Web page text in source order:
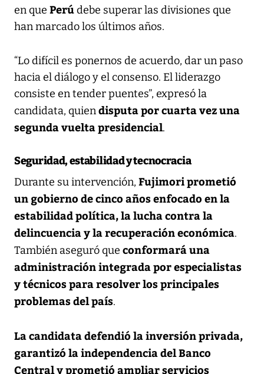
en que Perúdebe superar las divisiones que
han marcado los últimos años.
“Lo difícil es ponernos de acuerdo, dar un paso
hacia el diálogo y el consenso. El liderazgo
consiste en tender puentes”, expresó la
candidata, quiendisputa por cuarta vez una
segunda vuelta presidencial.
Seguridad, estabilidad y tecnocracia
Durante su intervención, Fujimori prometió
un gobierno de cinco años enfocado en la
estabilidad política, la lucha contra la
delincuencia y la recuperación económica.
También aseguró que conformará una
administración integrada por especialistas
y técnicos para resolver los principales
problemas del país.
La candidata defendió la inversión privada,
garantizó la independencia del Banco
Central y prometió ampliar servicios